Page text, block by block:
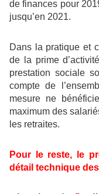
de finances pour
jusqu’en 2021.
Dans la pratique et
de la prime
prestation sociale
compte de
mesure ne
maximum des
les retraites.
Pour le reste, le
détail technique